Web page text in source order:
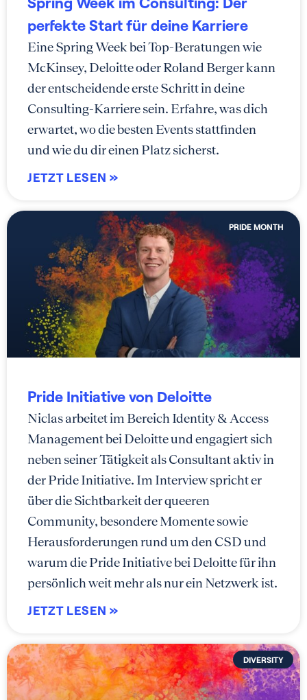
perfekte Start für deine Karriere
Eine Spring Week bei Top-Beratungen wie
McKinsey, Deloitte oder Roland Berger kann
der entscheidende erste Schritt in deine
Consulting-Karriere sein. Erfahre, was dich
erwartet, wo die besten Events stattfinden
und wie du dir einen Platz sicherst.
JETZT LESEN »
PRIDE MONTH
Pride Initiative von Deloitte
Niclas arbeitet im Bereich Identity & Access
Management bei Deloitte und engagiert sich
neben seiner Tätigkeit als Consultant aktiv in
der Pride Initiative. Im Interview spricht er
über die Sichtbarkeit der queeren
Community, besondere Momente sowie
Herausforderungen rund um den CSD und
warum die Pride Initiative bei Deloitte für ihn
persönlich weit mehr als nur ein Netzwerk ist.
JETZT LESEN »
DIVERSITY